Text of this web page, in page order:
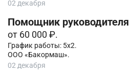
02 декабря
Помощник руководителя
от 60 000 ₽.
График работы: 5х2.
ООО «Бакормаш».
02 декабря